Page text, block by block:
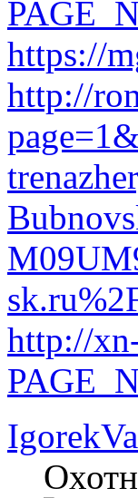
https://
http://
http://